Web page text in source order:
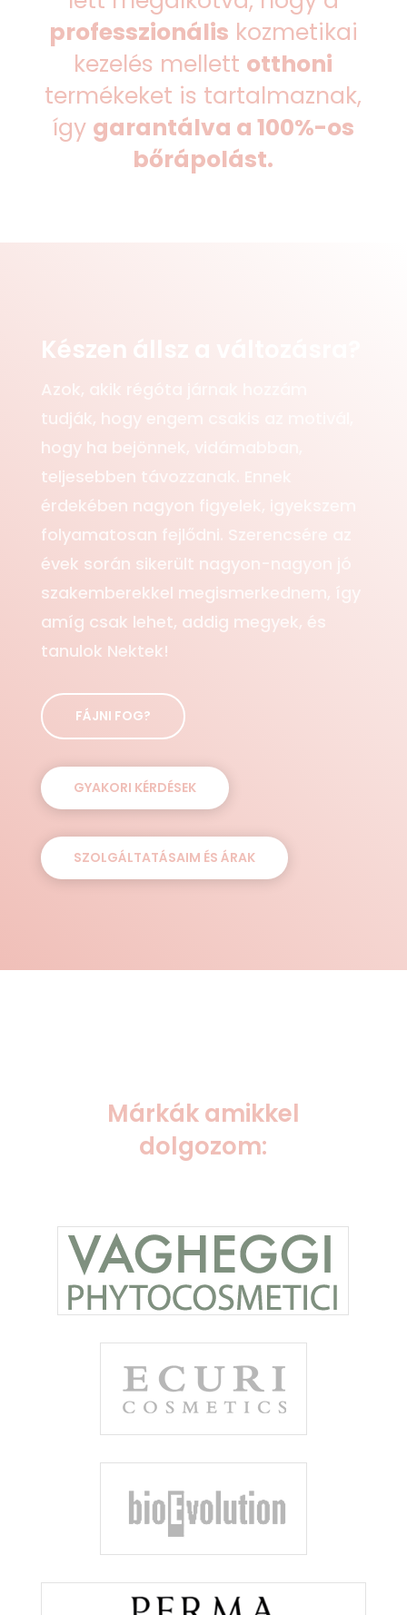
professzionális kozmetikai
kezelés mellett otthoni
termékeket is tartalmaznak,
így garantálva a 100%-os
bőrápolást.
Készen állsz a változásra?
Azok, akik régóta járnak hozzám
tudják, hogy engem csakis az motivál,
hogy ha bejönnek, vidámabban,
teljesebben távozzanak. Ennek
érdekében nagyon figyelek, igyekszem
folyamatosan fejlődni. Szerencsére az
évek során sikerült nagyon-nagyon jó
szakemberekkel megismerkednem, így
amíg csak lehet, addig megyek, és
tanulok Nektek!
FÁJNI FOG?
GYAKORI KÉRDÉSEK
SZOLGÁLTATÁSAIM ÉS ÁRAK
Márkák amikkel
dolgozom: